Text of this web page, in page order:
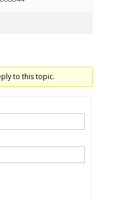
to this topic.